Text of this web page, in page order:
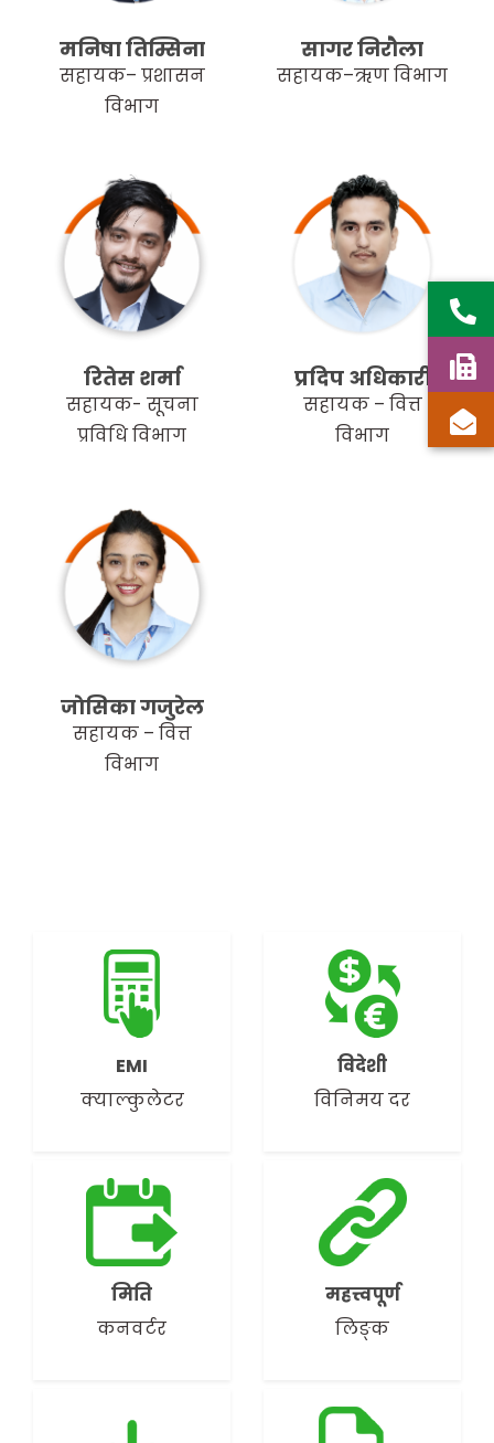
मनिषा तिम्सिना
सहायक– प्रशासन
विभाग
सागर निरौला
सहायक–ऋण विभाग
रितेस शर्मा
सहायक- सूचना
प्रविधि विभाग
प्रदिप अधिकारी
सहायक – वित्त
विभाग
जाेसिका गजुरेल
सहायक – वित्त
विभाग
EMI
क्याल्कुलेटर
विदेशी
विनिमय दर
मिति
कनवर्टर
महत्त्वपूर्ण
लिङ्क